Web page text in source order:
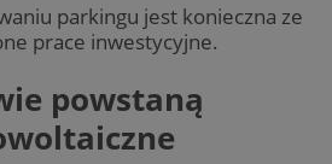
parkingu jest konieczna ze
prace inwestycyjne.
powstaną